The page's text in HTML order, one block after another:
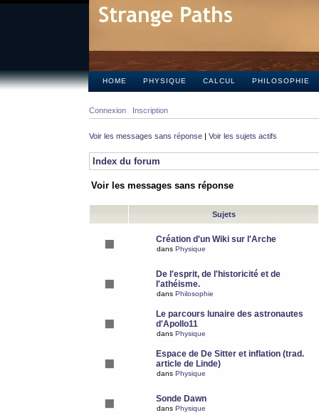
HOME PHYSIQUE CALCUL PHILOSOPHIE
Connexion Inscription
Voir les messages sans réponse | Voir les sujets actifs
Index du forum
Voir les messages sans réponse
Sujets
Création d'un Wiki sur l'Arche
dans Physique
De l'esprit, de l'historicité et de
l'athéisme.
dans Philosophie
Le parcours lunaire des astronautes
d'Apollo11
dans Physique
Espace de De Sitter et inflation (trad.
article de Linde)
dans Physique
Sonde Dawn
dans Physique